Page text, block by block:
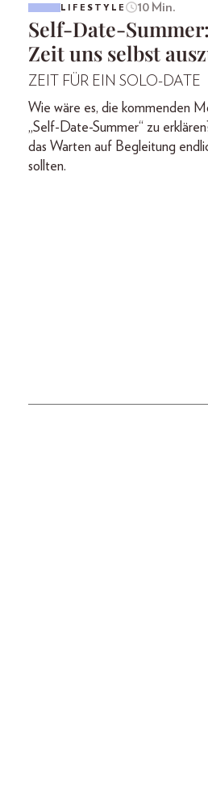
LIFESTYLE 10 Min.
Self-Date-
Zeit uns selbst
ZEIT FÜR EIN SOLO-DATE
Wie wäre es, die kommenden
„Self-Date-Summer“ zu
das Warten auf Begleitung
sollten.